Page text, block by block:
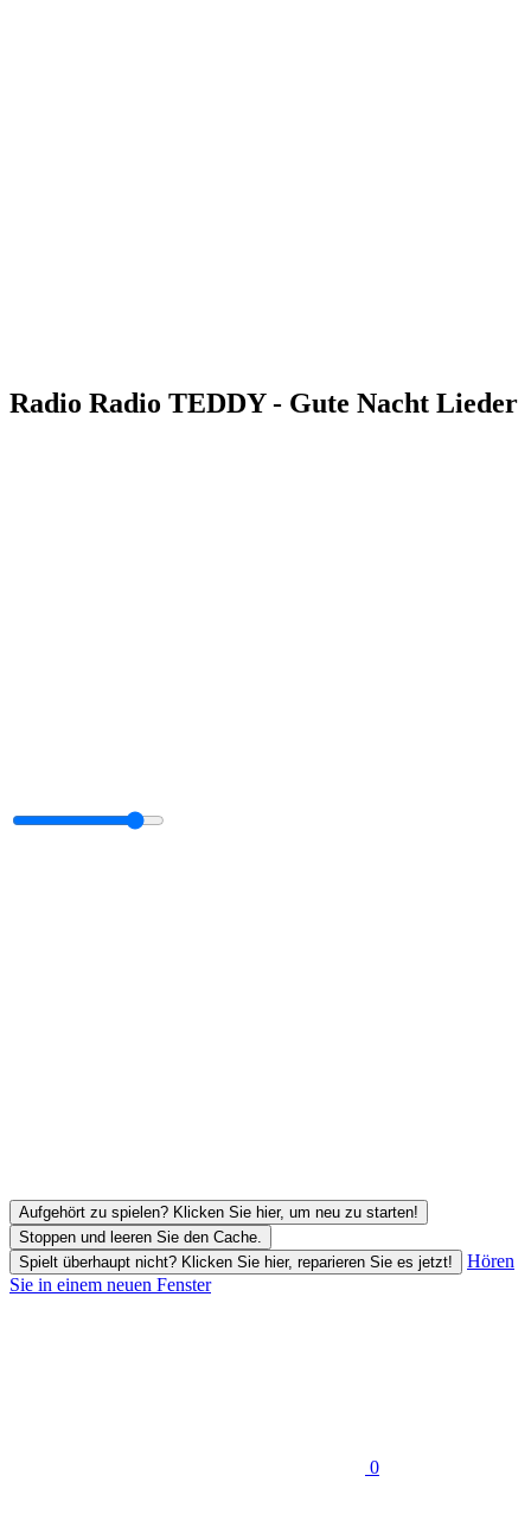
Radio Radio TEDDY - Gute Nacht Lieder
Aufgehört zu spielen? Klicken Sie hier, um neu zu starten!
Stoppen und leeren Sie den Cache.
Spielt überhaupt nicht? Klicken Sie hier, reparieren Sie es jetzt!
Hören
Sie in einem neuen Fenster
0